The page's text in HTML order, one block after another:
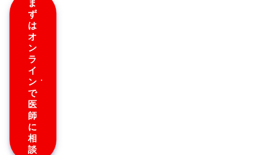
ま
ず
は
オ
ン
ラ
イ
ン
で
医
師
に
相
談